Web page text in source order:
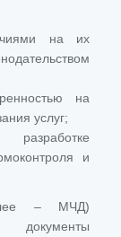
на их
на
услуг;
и
– МЧД)
документы